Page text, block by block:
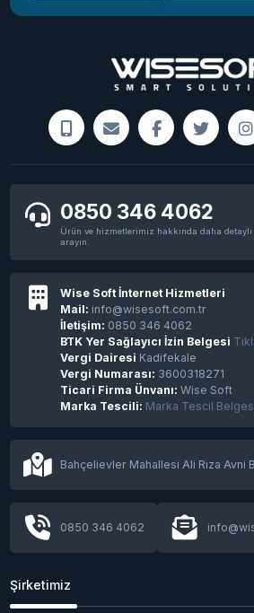
0850 346 4062
Ürün ve hizmetlerimiz hakkında daha
arayın.
Wise Soft İnternet Hizmetleri
Mail: info@wisesoft.com.tr
İletişim: 0850 346 4062
BTK Yer Sağlayıcı İzin Belgesi
Vergi Dairesi Kadifekale
Vergi Numarası: 3600318271
Ticari Firma Ünvanı: Wise Soft
Marka Tescili: Marka Tescil
Bahçelievler Mahallesi Ali Rıza Avni
0850 346 4062
Şirketimiz